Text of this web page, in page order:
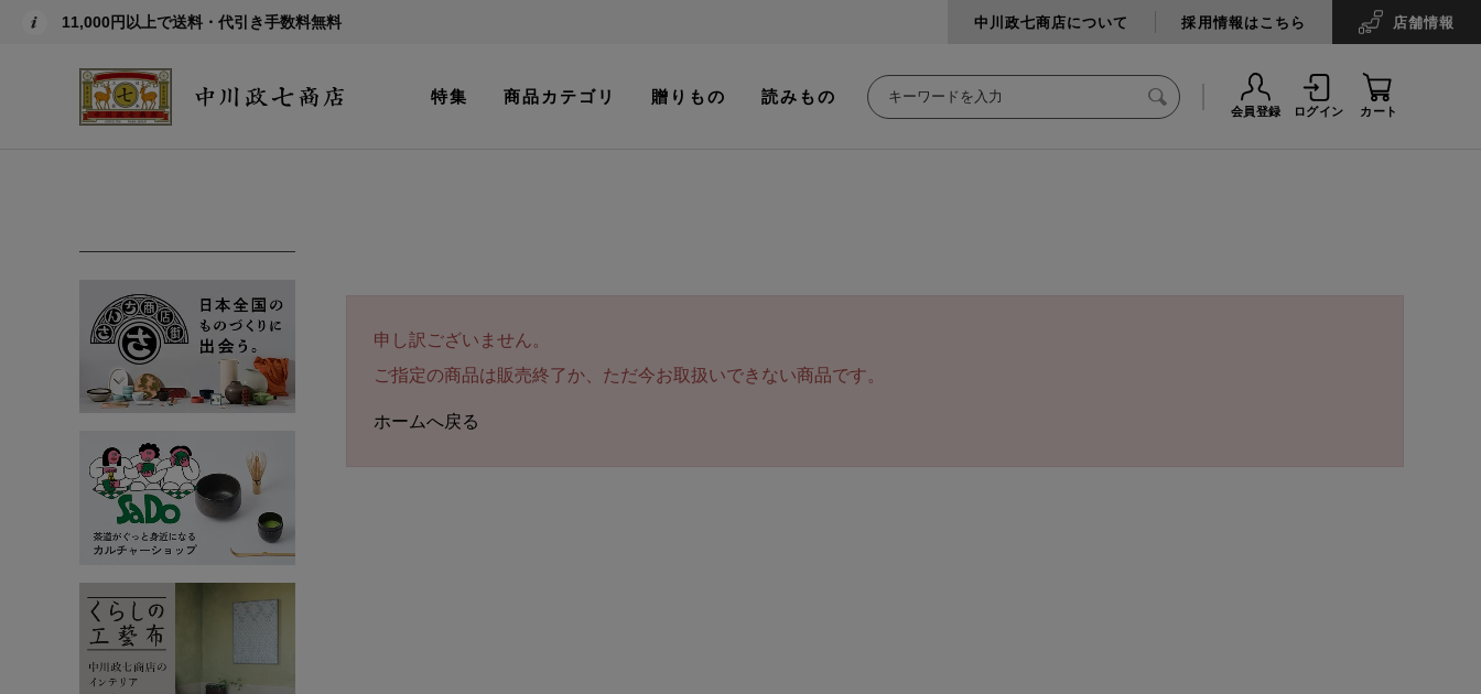
11,000円以上で送料・代引き手数料無料 中川政七商店について 採用情報はこちら 店舗情報
特集 商品カテゴリ 贈りもの 読みもの
会員登録 ログイン カート
申し訳ございません。
ご指定の商品は販売終了か、ただ今お取扱いできない商品です。
ホームへ戻る